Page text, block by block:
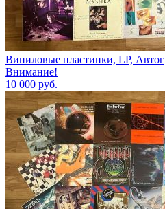
Виниловые пластинки, LP,
Внимание!
10 000 руб.